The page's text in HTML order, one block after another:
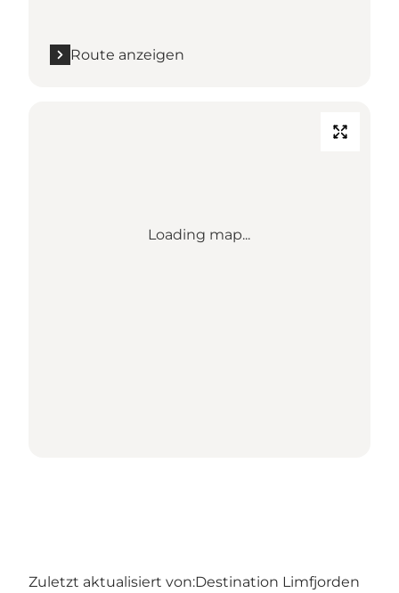
Route anzeigen
Loading map...
Zuletzt aktualisiert von:Destination Limfjorden